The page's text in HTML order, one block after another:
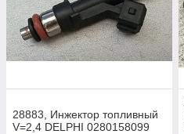
28883, Инжектор топливный
V=2,4 DELPHI 0280158099